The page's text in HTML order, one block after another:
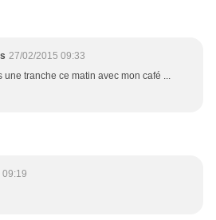
27/02/2015 09:33
une tranche ce matin avec mon café ...